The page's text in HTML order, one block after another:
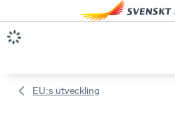
EU:s utveckling